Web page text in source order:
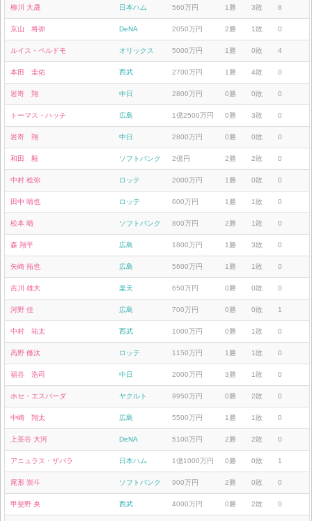
柳川 大晟 日本ハム 560万円 1勝 3敗 8
京山 将弥 DeNA 2050万円 2勝 1敗 0
ルイス・ペルドモ オリックス 5000万円 1勝 0敗 4
本田 圭佑 西武 2700万円 1勝 4敗 0
岩嵜 翔 中日 2800万円 0勝 0敗 0
トーマス・ハッチ 広島 1億2500万円 0勝 3敗 0
岩嵜 翔 中日 2800万円 0勝 0敗 0
和田 毅 ソフトバンク 2億円 2勝 2敗 0
中村 稔弥 ロッテ 2000万円 1勝 0敗 0
田中 晴也 ロッテ 600万円 1勝 1敗 0
松本 晴 ソフトバンク 800万円 2勝 1敗 0
森 翔平 広島 1800万円 1勝 3敗 0
矢崎 拓也 広島 5600万円 1勝 1敗 0
吉川 雄大 楽天 650万円 0勝 0敗 0
河野 佳 広島 700万円 0勝 0敗 1
中村 祐太 西武 1000万円 0勝 1敗 0
高野 脩汰 ロッテ 1150万円 1勝 1敗 0
福谷 浩司 中日 2000万円 3勝 1敗 0
ホセ・エスパーダ ヤクルト 9950万円 0勝 2敗 0
中崎 翔太 広島 5500万円 1勝 1敗 0
上茶谷 大河 DeNA 5100万円 2勝 2敗 0
アニュラス・ザバラ 日本ハム 1億1000万円 0勝 0敗 1
尾形 崇斗 ソフトバンク 900万円 2勝 0敗 0
甲斐野 央 西武 4000万円 0勝 2敗 0